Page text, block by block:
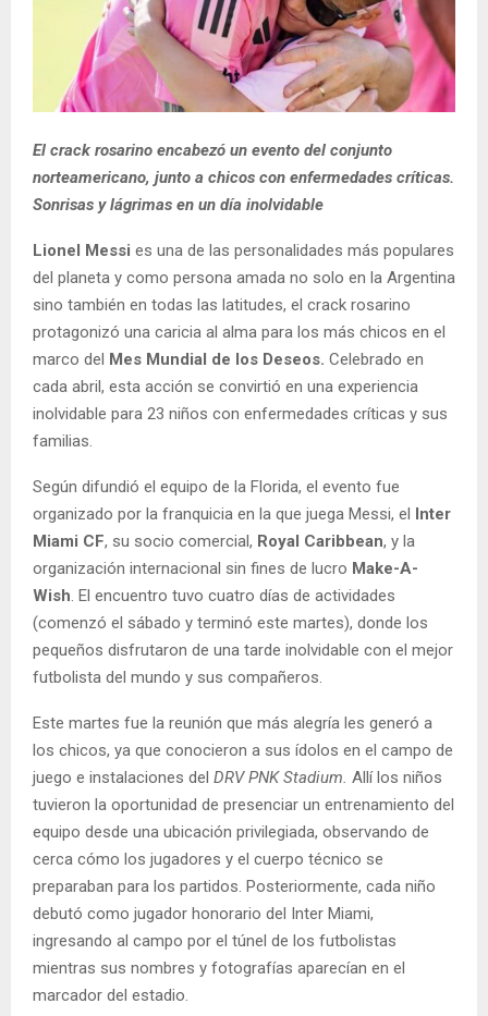
El crack rosarino encabezó un evento del conjunto
norteamericano, junto a chicos con enfermedades críticas.
Sonrisas y lágrimas en un día inolvidable
Lionel Messi es una de las personalidades más populares
del planeta y como persona amada no solo en la Argentina
sino también en todas las latitudes, el crack rosarino
protagonizó una caricia al alma para los más chicos en el
marco del Mes Mundial de los Deseos. Celebrado en
cada abril, esta acción se convirtió en una experiencia
inolvidable para 23 niños con enfermedades críticas y sus
familias.
Según difundió el equipo de la Florida, el evento fue
organizado por la franquicia en la que juega Messi, el Inter
Miami CF, su socio comercial, Royal Caribbean, y la
organización internacional sin fines de lucro Make-A-
Wish . El encuentro tuvo cuatro días de actividades
(comenzó el sábado y terminó este martes), donde los
pequeños disfrutaron de una tarde inolvidable con el mejor
futbolista del mundo y sus compañeros.
Este martes fue la reunión que más alegría les generó a
los chicos, ya que conocieron a sus ídolos en el campo de
juego e instalaciones del DRV PNK Stadium. Allí los niños
tuvieron la oportunidad de presenciar un entrenamiento del
equipo desde una ubicación privilegiada, observando de
cerca cómo los jugadores y el cuerpo técnico se
preparaban para los partidos. Posteriormente, cada niño
debutó como jugador honorario del Inter Miami,
ingresando al campo por el túnel de los futbolistas
mientras sus nombres y fotografías aparecían en el
marcador del estadio.